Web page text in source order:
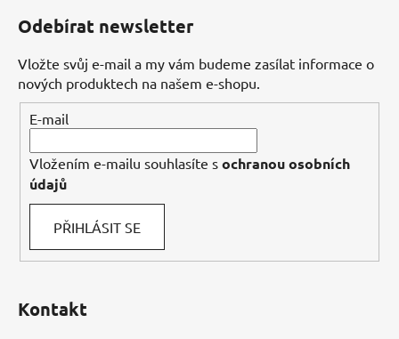
Odebírat newsletter
Vložte svůj e-mail a my vám budeme zasílat informace o
nových produktech na našem e-shopu.
E-mail
Vložením e-mailu souhlasíte s ochranou osobních
údajů
PŘIHLÁSIT SE
Kontakt